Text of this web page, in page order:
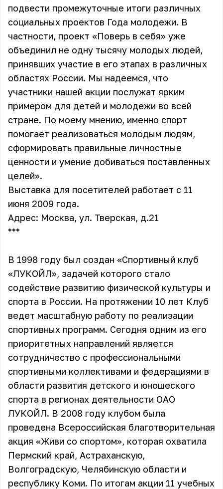
подвести промежуточные итоги различных
социальных проектов Года молодежи. В
частности, проект «Поверь в себя» уже
объединил не одну тысячу молодых людей,
принявших участие в его этапах в различных
областях России. Мы надеемся, что
участники нашей акции послужат ярким
примером для детей и молодежи во всей
стране. По моему мнению, именно спорт
помогает реализоваться молодым людям,
сформировать правильные личностные
ценности и умение добиваться поставленных
целей».
Выставка для посетителей работает с 11
июня 2009 года.
Адрес: Москва, ул. Тверская, д.21
***
В 1998 году был создан «Спортивный клуб
«ЛУКОЙЛ», задачей которого стало
содействие развитию физической культуры и
спорта в России. На протяжении 10 лет Клуб
ведет масштабную работу по реализации
спортивных программ. Сегодня одним из его
приоритетных направлений является
сотрудничество с профессиональными
спортивными коллективами и федерациями в
области развития детского и юношеского
спорта в регионах деятельности ОАО
ЛУКОЙЛ. В 2008 году клубом была
проведена Всероссийская благотворительная
акция «Живи со спортом», которая охватила
Пермский край, Астраханскую,
Волгоградскую, Челябинскую области и
республику Коми. По итогам акции 11 учебных